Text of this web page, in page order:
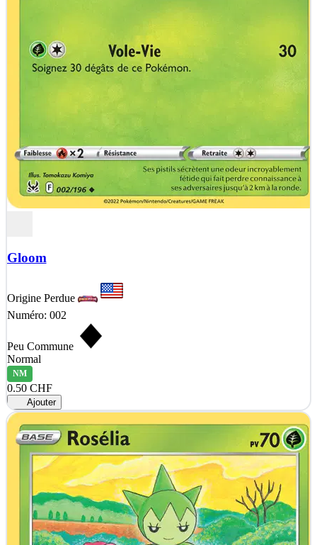
Gloom
Origine Perdue
Numéro: 002
Peu Commune
Normal
NM
0.50 CHF
Ajouter